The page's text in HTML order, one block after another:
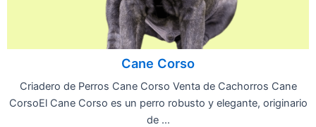
Cane Corso
Criadero de Perros Cane Corso Venta de Cachorros Cane
CorsoEl Cane Corso es un perro robusto y elegante, originario
de ...